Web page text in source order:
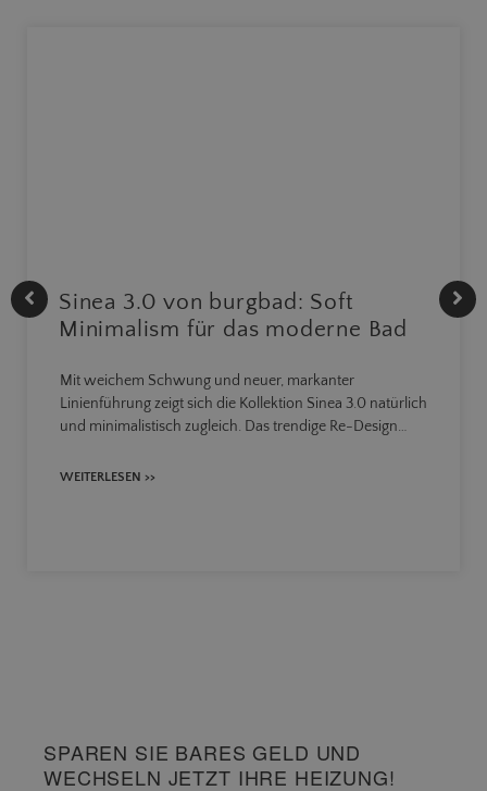
Sinea 3.0 von burgbad: Soft
Minimalism für das moderne Bad
Mit weichem Schwung und neuer, markanter
Linienführung zeigt sich die Kollektion Sinea 3.0 natürlich
und minimalistisch zugleich. Das trendige Re-Design…
WEITERLESEN >>
SPAREN SIE BARES GELD UND
WECHSELN JETZT IHRE HEIZUNG!